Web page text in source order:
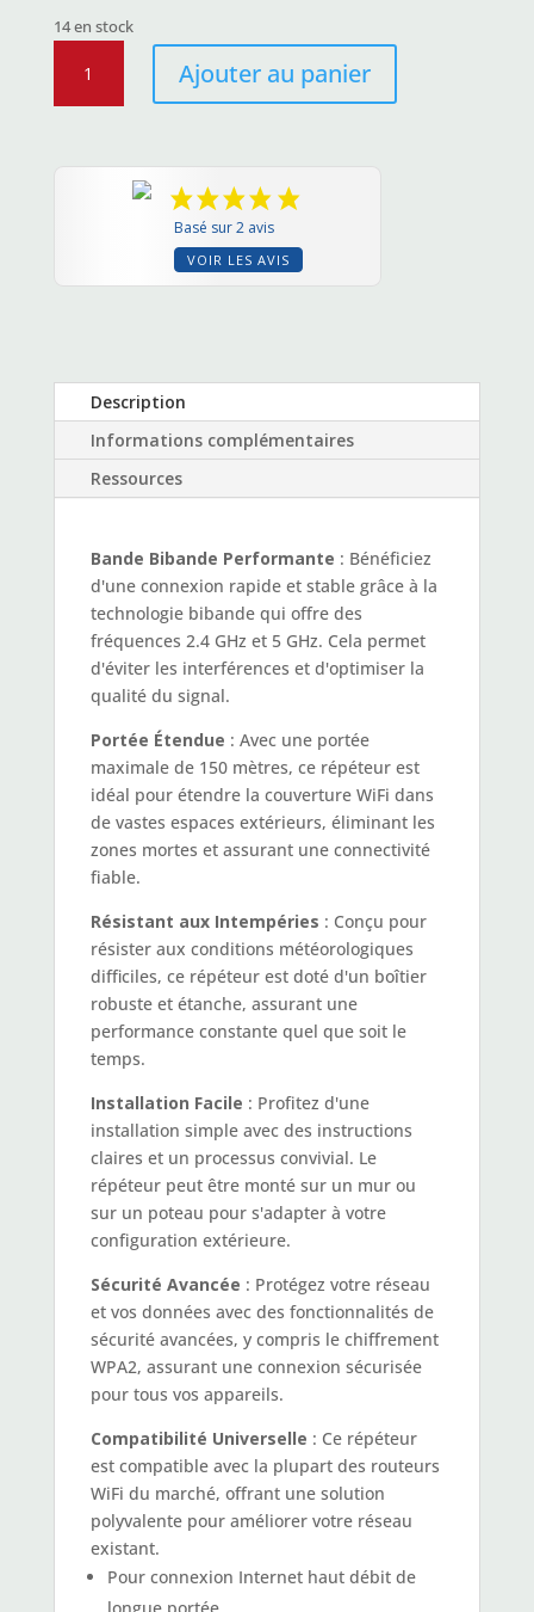
14 en stock
Répéteur
longue
Ajouter au panier
Basé sur 2 avis
VOIR LES AVIS
Description
Informations complémentaires
Ressources
Bande Bibande Performante : Bénéficiez
d'une connexion rapide et stable grâce à la
technologie bibande qui offre des
fréquences 2.4 GHz et 5 GHz. Cela permet
d'éviter les interférences et d'optimiser la
qualité du signal.
Portée Étendue : Avec une portée
maximale de 150 mètres, ce répéteur est
idéal pour étendre la couverture WiFi dans
de vastes espaces extérieurs, éliminant les
zones mortes et assurant une connectivité
fiable.
Résistant aux Intempéries : Conçu pour
résister aux conditions météorologiques
difficiles, ce répéteur est doté d'un boîtier
robuste et étanche, assurant une
performance constante quel que soit le
temps.
Installation Facile : Profitez d'une
installation simple avec des instructions
claires et un processus convivial. Le
répéteur peut être monté sur un mur ou
sur un poteau pour s'adapter à votre
configuration extérieure.
Sécurité Avancée : Protégez votre réseau
et vos données avec des fonctionnalités de
sécurité avancées, y compris le chiffrement
WPA2, assurant une connexion sécurisée
pour tous vos appareils.
Compatibilité Universelle : Ce répéteur
est compatible avec la plupart des routeurs
WiFi du marché, offrant une solution
polyvalente pour améliorer votre réseau
existant.
Pour connexion Internet haut débit de